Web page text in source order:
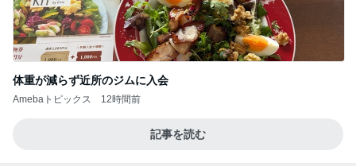
体重が減らず近所のジムに入会
Amebaトピックス 12時間前
記事を読む